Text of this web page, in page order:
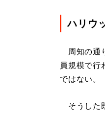
ハリウ
周知の通
員規模で行
ではない。
そうした